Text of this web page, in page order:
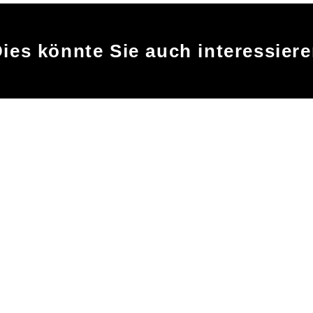
könnte Sie auch